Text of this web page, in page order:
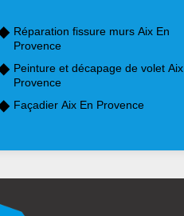
Réparation fissure murs Aix En
Provence
Peinture et décapage de volet
Provence
Façadier Aix En Provence